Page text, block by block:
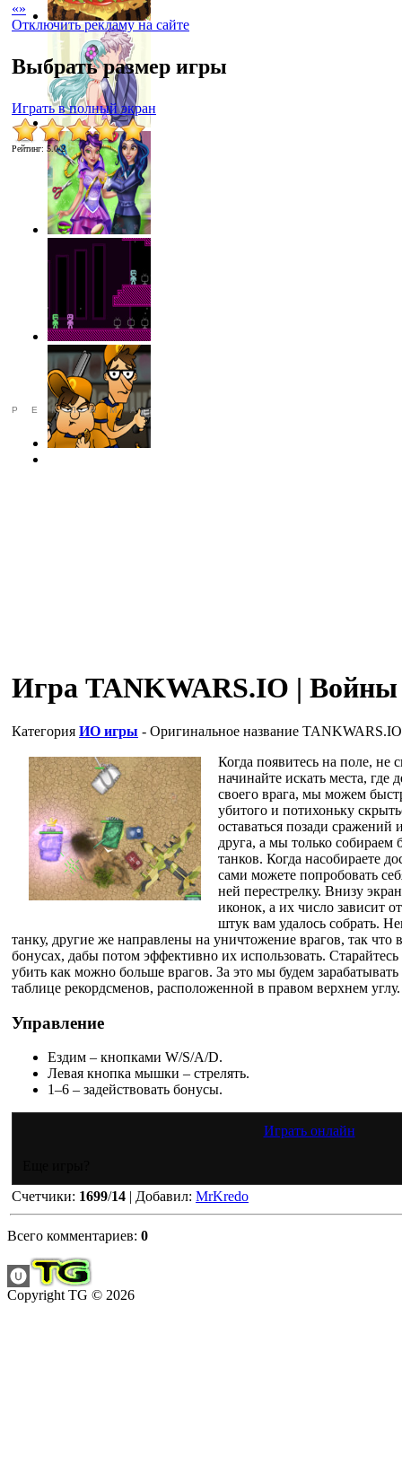
«»
Отключить рекламу на сайте
Выбрать размер игры
Играть в полный экран
Рейтинг: 5.0/2
РЕКЛАМА
Игра TANKWARS.IO | Войны
Категория ИО игры - Оригинальное название TANKWARS.IO
Когда появитесь на поле, не
начинайте искать места, где
своего врага, мы можем
убитого и потихоньку
оставаться позади сражений
друга, а мы только
танков. Когда насобираете
сами можете попробовать
ней перестрелку. Внизу
иконок, а их число зависит
штук вам удалось собрать.
танку, другие же направлены на уничтожение врагов, так что
бонусах, дабы потом эффективно их использовать.
убить как можно больше врагов. За это мы будем
таблице рекордсменов, расположенной в правом верхнем углу.
Управление
Ездим – кнопками W/S/A/D.
Левая кнопка мышки – стрелять.
1–6 – задействовать бонусы.
Играть онлайн
Счетчики: 1699/14 | Добавил: MrKredo
Всего комментариев: 0
Copyright TG © 2026